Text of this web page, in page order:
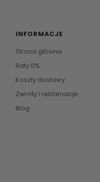
INFORMACJE
Strona główna
Raty 0%
Koszty dostawy
Zwroty i reklamacje
Blog